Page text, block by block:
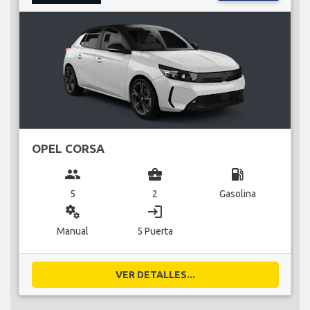
OPEL CORSA
group
5
business_center
2
local_gas_station
Gasolina
miscellaneous_services
Manual
login
5 Puerta
VER DETALLES...